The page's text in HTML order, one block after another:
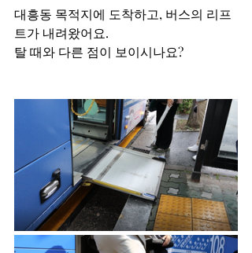
대흥동 목적지에 도착하고, 버스의 리프
트가 내려왔어요.
탈 때와 다른 점이 보이시나요?